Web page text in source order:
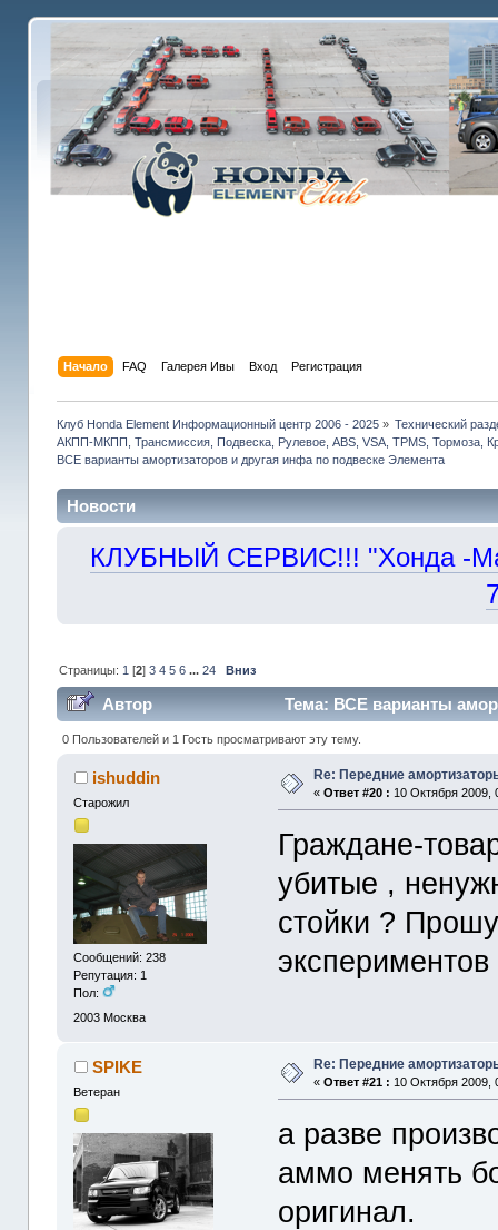
Начало FAQ Галерея Ивы Вход Регистрация
Клуб Honda Element Информационный центр 2006 - 2025» Технический
АКПП-МКПП, Трансмиссия, Подвеска, Рулевое, ABS, VSA, TPMS, Тормоза,
ВСЕ варианты амортизаторов и другая инфа по подвеске Элемента
Новости
КЛУБНЫЙ СЕРВИС!!! "Хонда -
Страницы: 1 [2] 3 4 5 6 ... 24 Вниз
Автор
Тема: ВСЕ варианты
330568 раз)
0 Пользователей и 1 Гость просматривают эту тему.
ishuddin
Старожил
Сообщений: 238
Репутация: 1
Пол:
2003 Москва
Re: Передние
«Ответ #20 : 10 Октября 2009,
Граждане-
убитые ,
стойки ?
экспериментов
SPIKE
Ветеран
Re: Передние
«Ответ #21 : 10 Октября 2009,
а разве
аммо менять
оригинал.